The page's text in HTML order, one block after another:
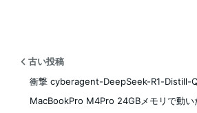
古い投稿
衝撃 cyberagent-DeepSeek-R1-Distill-
MacBookPro M4Pro 24GBメモリで動い